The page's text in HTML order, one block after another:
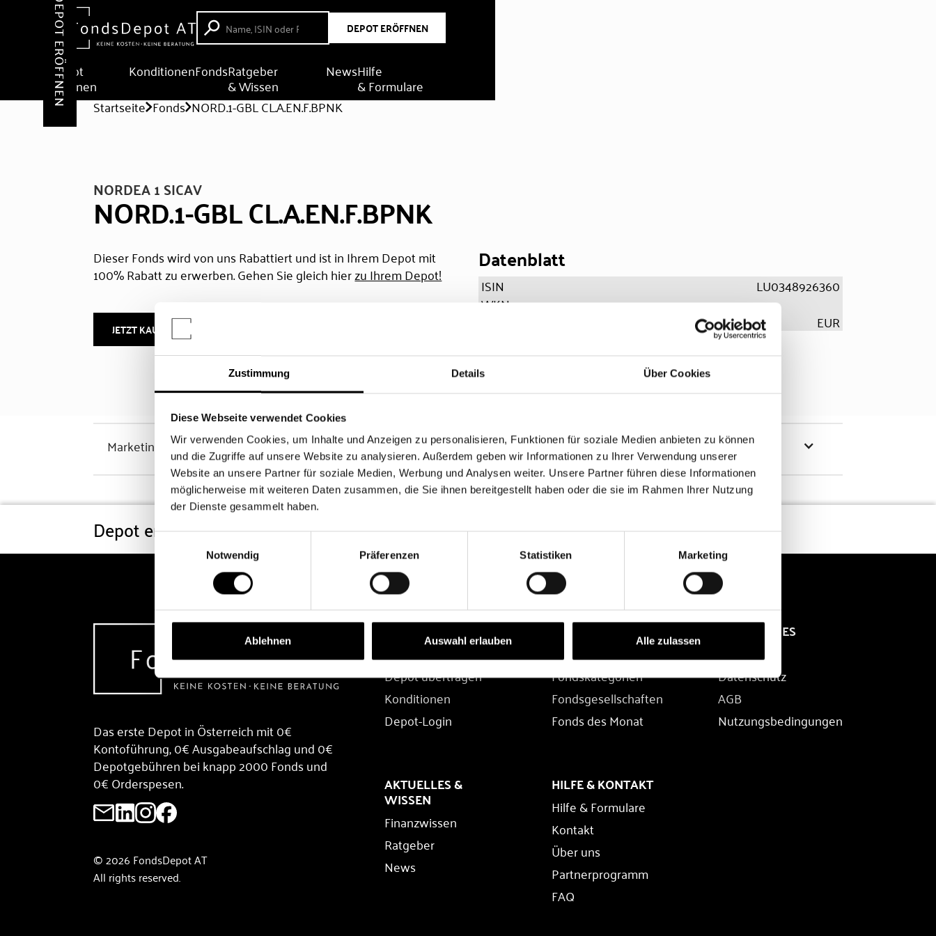
Zustimmung Details Über Cookies
Diese Webseite verwendet Cookies
Wir verwenden Cookies, um Inhalte und Anzeigen zu personalisieren, Funktionen für soziale Medien anbieten zu können
und die Zugriffe auf unsere Website zu analysieren. Außerdem geben wir Informationen zu Ihrer Verwendung unserer
Website an unsere Partner für soziale Medien, Werbung und Analysen weiter. Unsere Partner führen diese Informationen
möglicherweise mit weiteren Daten zusammen, die Sie ihnen bereitgestellt haben oder die sie im Rahmen Ihrer Nutzung
der Dienste gesammelt haben.
Einwilligungsauswahl
Notwendig
Präferenzen Statistiken Marketing
Ablehnen Auswahl erlauben Alle zulassen
DEPOT ERÖFFNEN
Depot
eröffnen
KonditionenFondsRatgeber
& Wissen
NewsHilfe
& Formulare
DEPOT ERÖFFNEN Startseite Fonds NORD.1-GBL CL.A.EN.F.BPNK
NORDEA 1 SICAV
NORD.1-GBL CL.A.EN.F.BPNK
Dieser Fonds wird von uns Rabattiert und ist in Ihrem Depot mit
100% Rabatt zu erwerben. Gehen Sie gleich hierzu Ihrem Depot!
JETZT KAUFEN
Datenblatt
ISIN
LU0348926360
WKN
EUR
Marketinghinweis Chancen & Risiken
Depot eröffnen Konditionen Fonds FAQ
Das erste Depot in Österreich mit 0€
Kontoführung, 0€ Ausgabeaufschlag und 0€
Depotgebühren bei knapp 2000 Fonds und
0€ Orderspesen.
© 2026 FondsDepot AT
All rights reserved.
DEPOT
Depot übertragen
Konditionen
Depot-Login
FONDS
Fondssuche
Fondskategorien
Fondsgesellschaften
Fonds des Monat
RECHTLICHES
Impressum
Datenschutz
AGB
Nutzungsbedingungen
AKTUELLES &
WISSEN
Finanzwissen
Ratgeber
News
HILFE & KONTAKT
Hilfe & Formulare
Kontakt
Über uns
Partnerprogramm
FAQ